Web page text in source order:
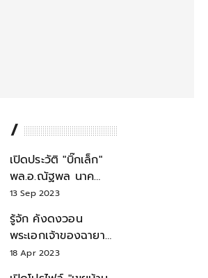
เปิดประวัติ "บิ๊กเล็ก"
พล.อ.ณัฐพล นาค
พาณิชย์ จากเลขาฯ
สมช.-เลขาฯ
รมว.กลาโหม
13 Sep 2023
รู้จัก คังดงวอน
พระเอกเจ้าของฉายา
สมบัติแห่งชาติ หลังมี
18 Apr 2023